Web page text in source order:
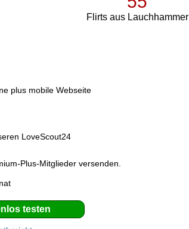
Flirts aus Lauchhammer
plus mobile Webseite
LoveScout24
Plus-Mitglieder versenden.
testen